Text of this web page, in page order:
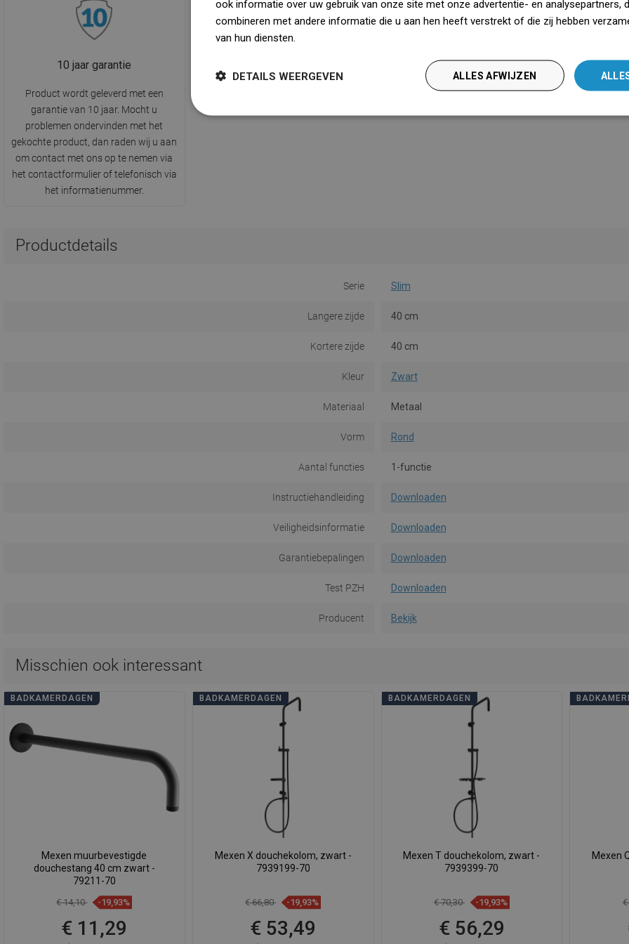
10 jaar garantie
Product wordt geleverd met een
garantie van 10 jaar. Mocht u
problemen ondervinden met het
gekochte product, dan raden wij u aan
om contact met ons op te nemen via
het contactformulier of telefonisch via
het informatienummer.
Productdetails
Serie Slim
Langere zijde 40 cm
Kortere zijde 40 cm
Kleur Zwart
Materiaal Metaal
Vorm Rond
Aantal functies 1-functie
Instructiehandleiding Downloaden
Veiligheidsinformatie Downloaden
Garantiebepalingen Downloaden
Test PZH Downloaden
Producent Bekijk
Misschien ook interessant
BADKAMERDAGEN
Mexen muurbevestigde
douchestang 40 cm zwart -
79211-70
€ 14,10 -19,93%
€ 11,29
BADKAMERDAGEN
Mexen X douchekolom, zwart -
7939199-70
€ 66,80 -19,93%
€ 53,49
BADKAMERDAGEN
Mexen T douchekolom, zwart -
7939399-70
€ 70,30 -19,93%
€ 56,29
Mexen
ook informatie over uw gebruik van onze site met onze advertentie- en analysepartners,
combineren met andere informatie die u aan hen heeft verstrekt of die zij hebben
van hun diensten.
ALLES AFWIJZEN
DETAILS WEERGEVEN